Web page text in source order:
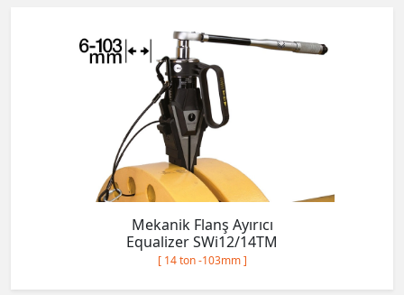
Mekanik Flanş Ayırıcı
Equalizer SWi12/14TM
[ 14 ton -103mm ]